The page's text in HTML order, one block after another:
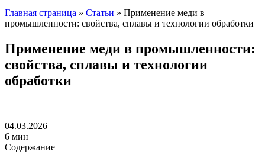
Главная страница » Статьи » Применение меди в
промышленности: свойства, сплавы и технологии обработки
Применение меди в промышленности:
свойства, сплавы и технологии
обработки
04.03.2026
6 мин
Содержание